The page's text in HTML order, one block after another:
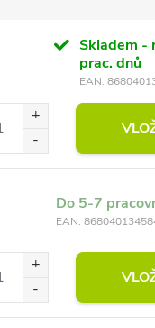
Skladem -
prac. dnů
EAN:
Do 5-7
EAN: